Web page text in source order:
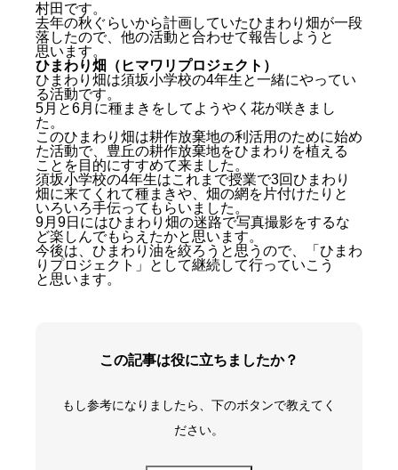
拠点紹介 移住相談 お問合せ
プライバシーポリシー
村田です。
去年の秋ぐらいから計画していたひまわり畑が一段
落したので、他の活動と合わせて報告しようと
思います。
ひまわり畑（ヒマワリプロジェクト）
ひまわり畑は須坂小学校の4年生と一緒にやってい
る活動です。
5月と6月に種まきをしてようやく花が咲きまし
た。
このひまわり畑は耕作放棄地の利活用のために始め
た活動で、豊丘の耕作放棄地をひまわりを植える
ことを目的にすすめて来ました。
須坂小学校の4年生はこれまで授業で3回ひまわり
畑に来てくれて種まきや、畑の網を片付けたりと
いろいろ手伝ってもらいました。
9月9日にはひまわり畑の迷路で写真撮影をするな
ど楽しんでもらえたかと思います。
今後は、ひまわり油を絞ろうと思うので、「ひまわ
りプロジェクト」として継続して行っていこう
と思います。
この記事は役に立ちましたか？
もし参考になりましたら、下のボタンで教えてく
ださい。